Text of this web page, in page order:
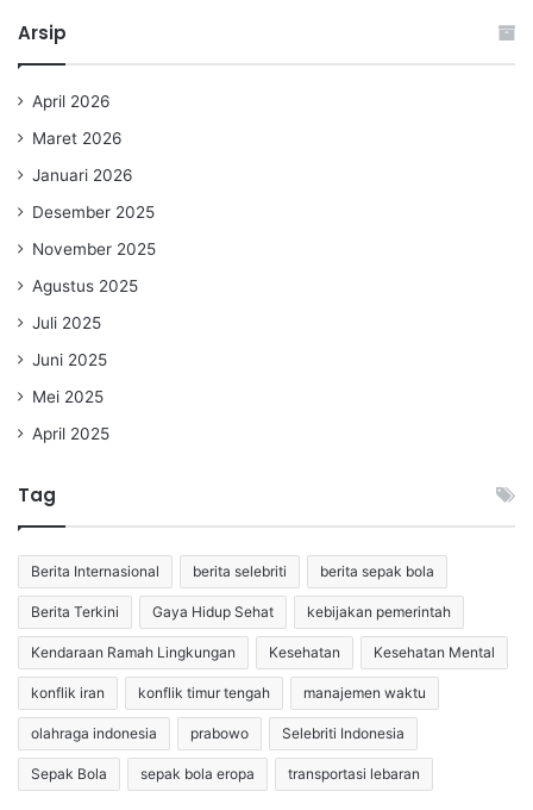
Arsip
April 2026
Maret 2026
Januari 2026
Desember 2025
November 2025
Agustus 2025
Juli 2025
Juni 2025
Mei 2025
April 2025
Tag
Berita Internasional berita selebriti berita sepak bola
Berita Terkini Gaya Hidup Sehat kebijakan pemerintah
Kendaraan Ramah Lingkungan Kesehatan Kesehatan Mental
konflik iran konflik timur tengah manajemen waktu
olahraga indonesia prabowo Selebriti Indonesia
Sepak Bola sepak bola eropa transportasi lebaran